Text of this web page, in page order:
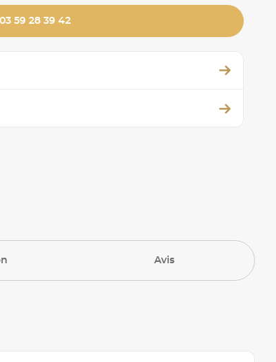
03 59 28 39 42
Avis